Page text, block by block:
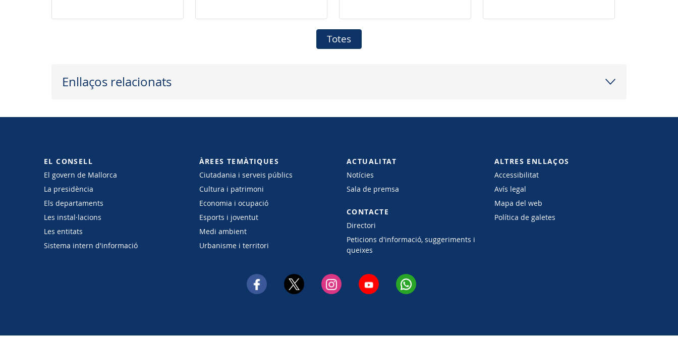
locals 2026-2027»
Totes
Enllaços relacionats
EL CONSELL
El govern de Mallorca
La presidència
Els departaments
Les instal·lacions
Les entitats
Sistema intern d'informació
ÀREES TEMÀTIQUES
Ciutadania i serveis públics
Cultura i patrimoni
Economia i ocupació
Esports i joventut
Medi ambient
Urbanisme i territori
ACTUALITAT
Notícies
Sala de premsa
CONTACTE
Directori
Peticions d'informació, suggeriments i
queixes
ALTRES ENLLAÇOS
Accessibilitat
Avís legal
Mapa del web
Política de galetes